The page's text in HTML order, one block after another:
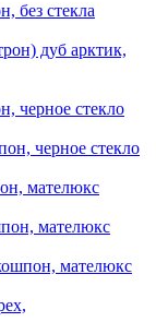
без стекла
дуб арктик,
черное стекло
черное стекло
мателюкс
мателюкс
мателюкс